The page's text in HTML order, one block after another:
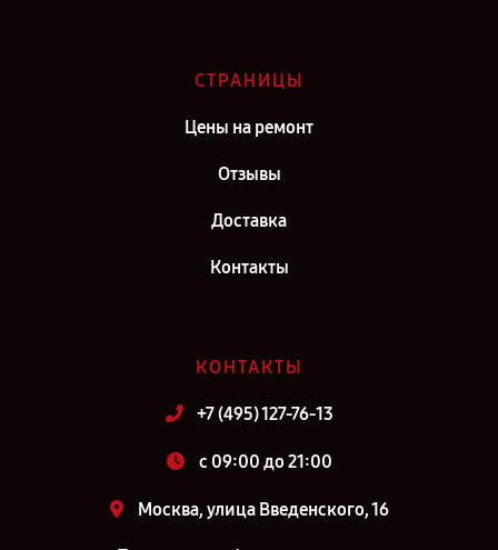
СТРАНИЦЫ
Цены на ремонт
Отзывы
Доставка
Контакты
КОНТАКТЫ
+7 (495) 127-76-13
c 09:00 до 21:00
Москва, улица Введенского, 16